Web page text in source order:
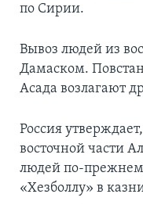
по Сирии.
Вывоз людей из
Дамаском.
Асада возлагают
Россия
восточной части
людей по-
«Хезболлу» в